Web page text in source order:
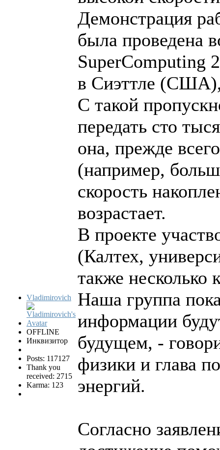
Vladimirovich
OFFLINE
Инквизитор
Posts: 117127
Thank you
received: 2715
Karma: 123
Демонстрация
была проведена
SuperComputing
в Сиэттле (США),
С такой
передать сто
она, прежде
(например,
скорость
возрастает.
В проекте
(Калтех,
также несколько
Наша группа
информации
будущем, -
физики и глава
энергий.
Согласно